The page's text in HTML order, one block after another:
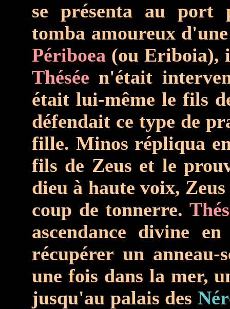
se présenta au port
tomba amoureux
Périboea (ou Eriboia),
Thésée n'était
était lui-même le fils
défendait ce type de
fille. Minos répliqua
fils de Zeus et le
dieu à haute voix,
coup de tonnerre.
ascendance divine
récupérer un
une fois dans la mer,
jusqu'au palais des